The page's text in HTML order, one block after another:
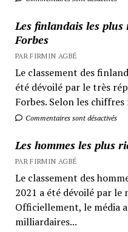
Les finlandais les plus
Forbes
PAR FIRMIN AGBÉ
Le classement des
été dévoilé par le très
Forbes. Selon les
Commentaires sont désactivés
Les hommes les plus
PAR FIRMIN AGBÉ
Le classement des
2021 a été dévoilé par le
Officiellement, le média
milliardaires...